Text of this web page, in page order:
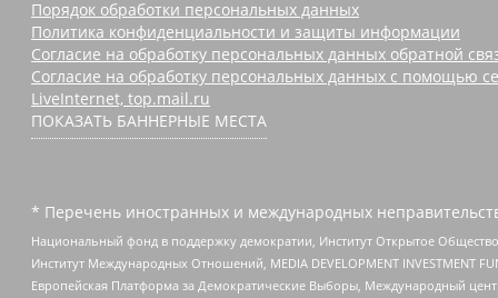
Порядок обработки персональных данных
Политика конфиденциальности и защиты информации
Согласие на обработку персональных данных обратной
Согласие на обработку персональных данных с помощью
LiveInternet, top.mail.ru
ПОКАЗАТЬ БАННЕРНЫЕ МЕСТА
* Перечень иностранных и международных
Национальный фонд в поддержку демократии, Институт Открытое
Институт Международных Отношений, MEDIA DEVELOPMENT INVESTMENT
Европейская Платформа за Демократические Выборы, Международный